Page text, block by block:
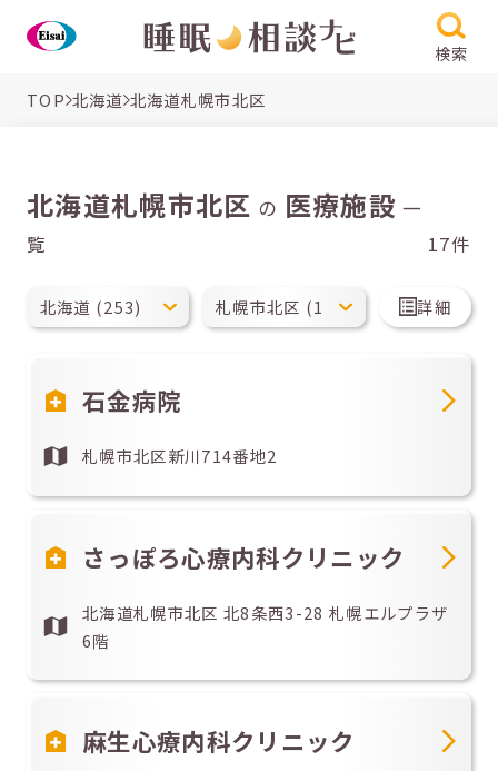
検索
TOP 北海道 北海道札幌市北区
北海道札幌市北区 の 医療施設 一
覧
17件
詳細
石金病院
札幌市北区新川714番地2
さっぽろ心療内科クリニック
北海道札幌市北区 北8条西3-28 札幌エルプラザ
6階
麻生心療内科クリニック